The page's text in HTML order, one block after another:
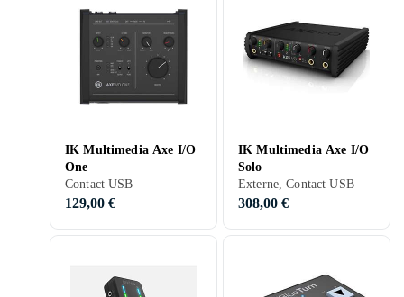
IK Multimedia Axe I/O
One
Contact USB
129,00 €
IK Multimedia Axe I/O
Solo
Externe, Contact USB
308,00 €